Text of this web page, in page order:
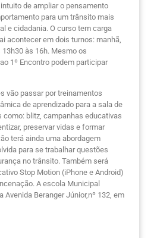
de ampliar o pensamento
para um trânsito mais
e cidadania. O curso tem carga
acontecer em dois turnos: manhã,
às 16h. Mesmo os
1º Encontro podem participar
vão passar por treinamentos
de aprendizado para a sala de
blitz, campanhas educativas
preservar vidas e formar
terá ainda uma abordagem
para se trabalhar questões
no trânsito. Também será
Stop Motion (iPhone e Android)
A escola Municipal
Avenida Beranger Júnior,nº 132, em